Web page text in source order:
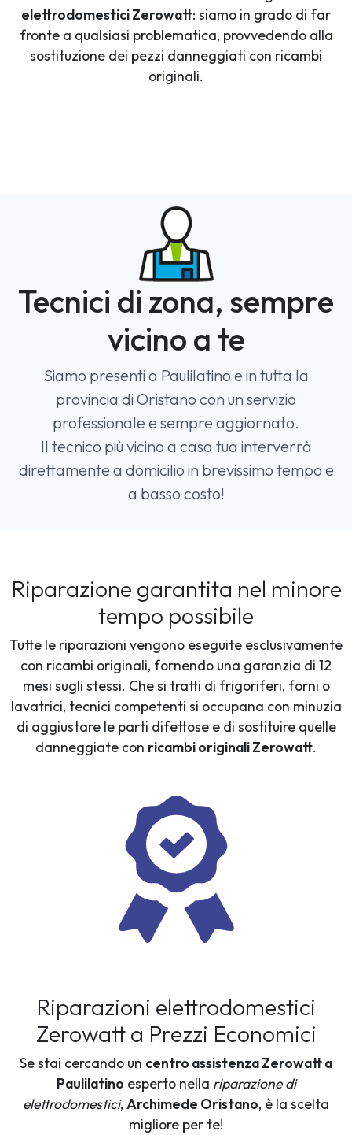
elettrodomestici Zerowatt: siamo in grado di far
fronte a qualsiasi problematica, provvedendo alla
sostituzione dei pezzi danneggiati con ricambi
originali.
Tecnici di zona, sempre
vicino a te
Siamo presenti a Paulilatino e in tutta la
provincia di Oristano con un servizio
professionale e sempre aggiornato.
Il tecnico più vicino a casa tua interverrà
direttamente a domicilio in brevissimo tempo e
a basso costo!
Riparazione garantita nel minore
tempo possibile
Tutte le riparazioni vengono eseguite esclusivamente
con ricambi originali, fornendo una garanzia di 12
mesi sugli stessi. Che si tratti di frigoriferi, forni o
lavatrici, tecnici competenti si occupana con minuzia
di aggiustare le parti difettose e di sostituire quelle
danneggiate con ricambi originali Zerowatt.
Riparazioni elettrodomestici
Zerowatt a Prezzi Economici
Se stai cercando un centro assistenza Zerowatt a
Paulilatino esperto nella riparazione di
elettrodomestici, Archimede Oristano, è la scelta
migliore per te!